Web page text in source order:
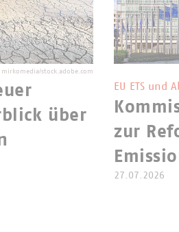
mirkomedia/stock.adobe.com
über
EU ETS und
zur
27.07.2026